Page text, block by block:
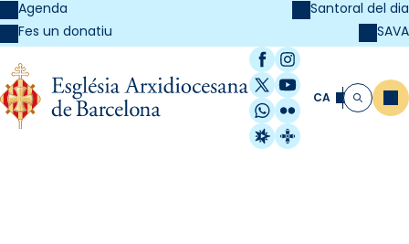
Agenda
Fes un donatiu
Santoral del dia
SAVA
Facebook
Instagram
X / Twitter
YouTube
WhatsApp
Flickr
Radio Estel
Catalunya
CA Cerca